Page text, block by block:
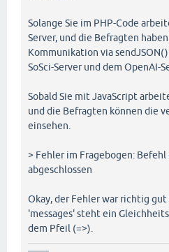
Solange Sie im PHP-Code
Server, und die Befragten
Kommunikation via
SoSci-Server und dem OpenAI-
Sobald Sie mit JavaScript
und die Befragten können die
einsehen.
> Fehler im Fragebogen:
abgeschlossen
Okay, der Fehler war richtig
'messages' steht ein
dem Pfeil (=>).